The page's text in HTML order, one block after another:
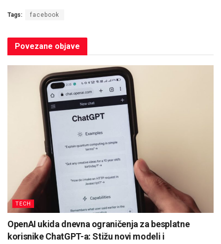
Tags: facebook
Povezane objave
TECH
OpenAI ukida dnevna ograničenja za besplatne
korisnike ChatGPT-a: Stižu novi modeli i